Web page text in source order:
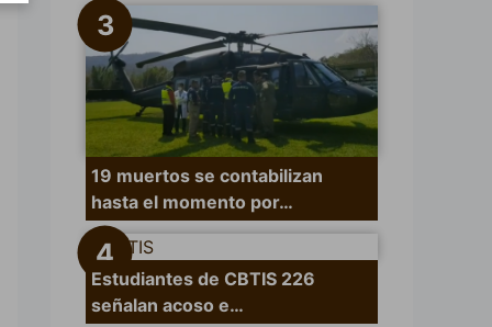
19 muertos se contabilizan
hasta el momento por…
Estudiantes de CBTIS 226
señalan acoso e…